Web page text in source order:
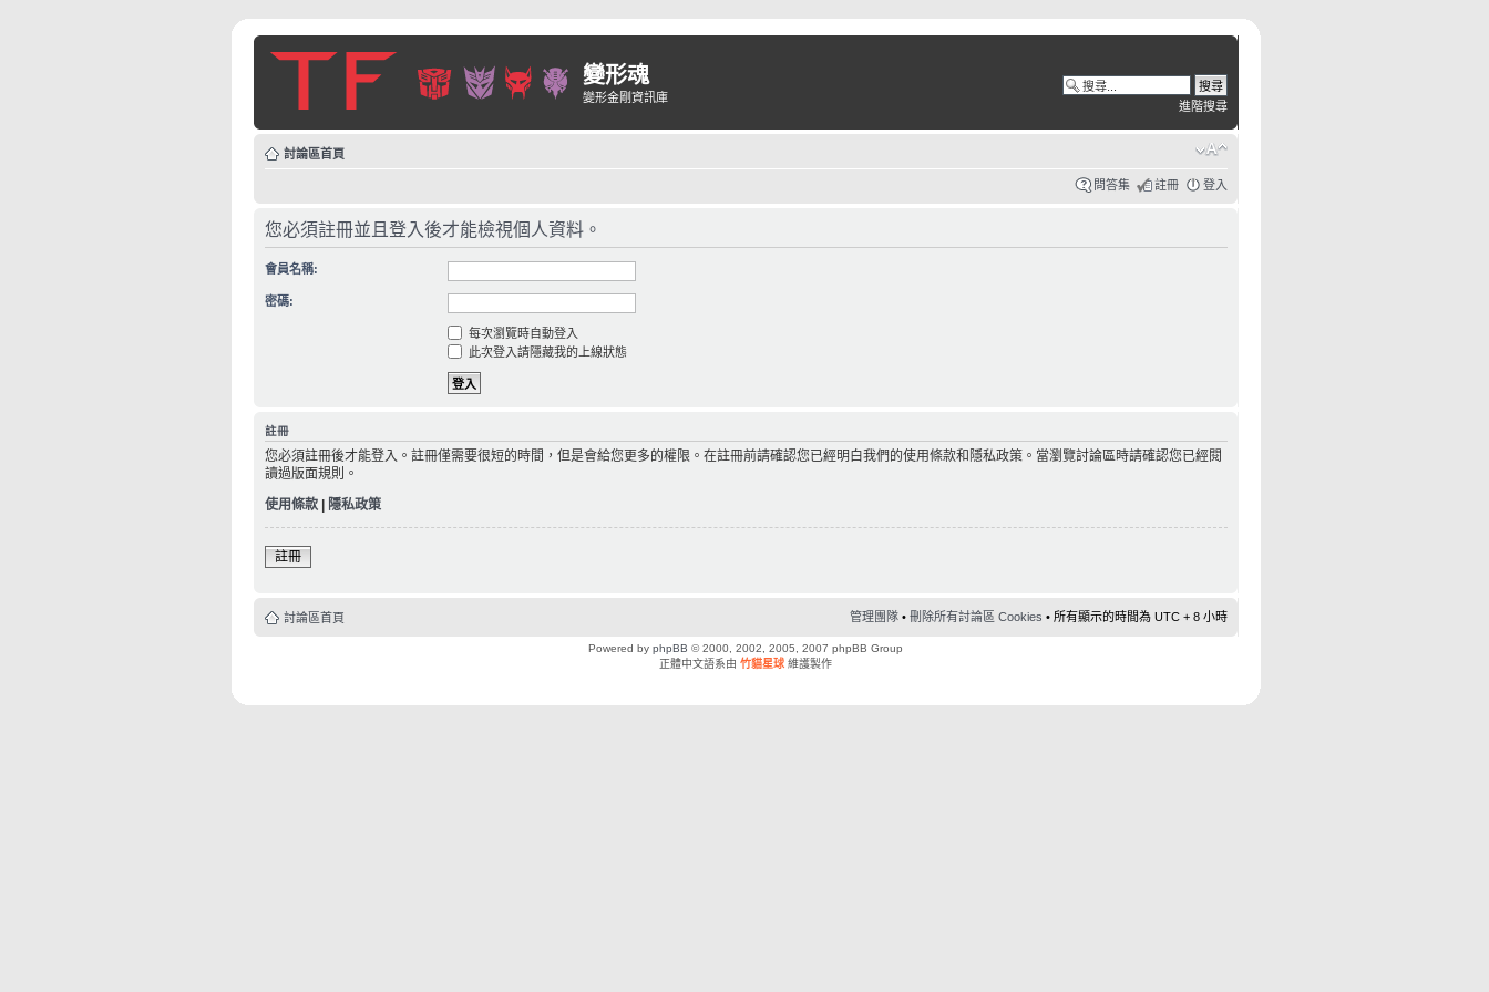
變形魂
變形金剛資訊庫
進階搜尋
討論區首頁
問答集 註冊 登入
您必須註冊並且登入後才能檢視個人資料。
會員名稱:
密碼:
每次瀏覽時自動登入
此次登入請隱藏我的上線狀態
註冊
您必須註冊後才能登入。註冊僅需要很短的時間，但是會給您更多的權限。在註冊前請確認您已經明白我們的使用條款和隱私政策。當瀏覽討論區時請確認您已經閱
讀過版面規則。
使用條款| 隱私政策
註冊
討論區首頁 管理團隊 •刪除所有討論區 Cookies • 所有顯示的時間為 UTC + 8 小時
Powered byphpBB © 2000, 2002, 2005, 2007 phpBB Group
正體中文語系由竹貓星球 維護製作